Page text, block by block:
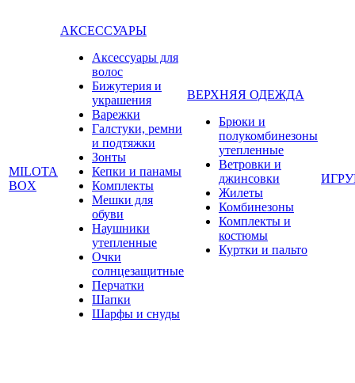
MILOTA
BOX
АКСЕССУАРЫ
Аксессуары для
волос
Бижутерия и
украшения
Варежки
Галстуки, ремни
и подтяжки
Зонты
Кепки и панамы
Комплекты
Мешки для
обуви
Наушники
утепленные
Очки
солнцезащитные
Перчатки
Шапки
Шарфы и снуды
ВЕРХНЯЯ ОДЕЖДА
Брюки и
полукомбинезоны
утепленные
Ветровки и
джинсовки
Жилеты
Комбинезоны
Комплекты и
костюмы
Куртки и пальто